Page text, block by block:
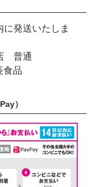
発送いたしま
店 普通
食品
）